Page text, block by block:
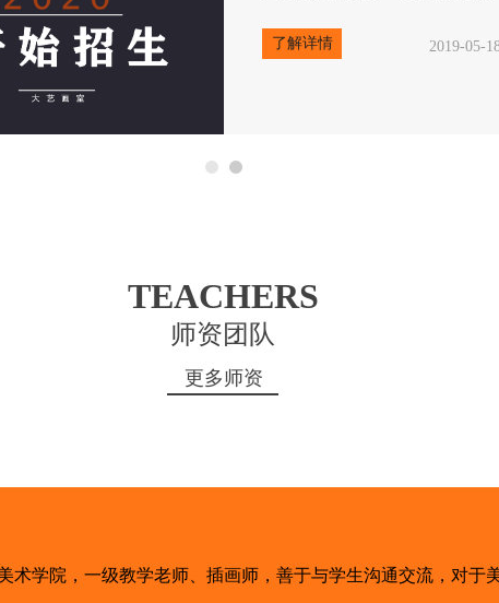
了解详情
TEACHERS
师资团队
更多师资
毕业于山东工艺美术学院应用设计系！多年从事美